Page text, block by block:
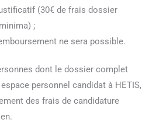
(30€ de frais dossier
;
ne sera possible.
dont le dossier complet
personnel candidat à HETIS,
des frais de candidature